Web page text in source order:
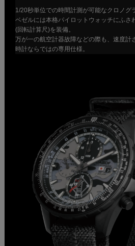
1/20秒単位での時間計測が可能なクロノグ
ベゼルには本格パイロットウォッチにふさ
(回転計算尺)を装備。
万が一の航空計器故障などの際も、速度計
時計ならではの専用仕様。